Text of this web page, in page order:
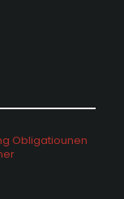
Obligatiounen